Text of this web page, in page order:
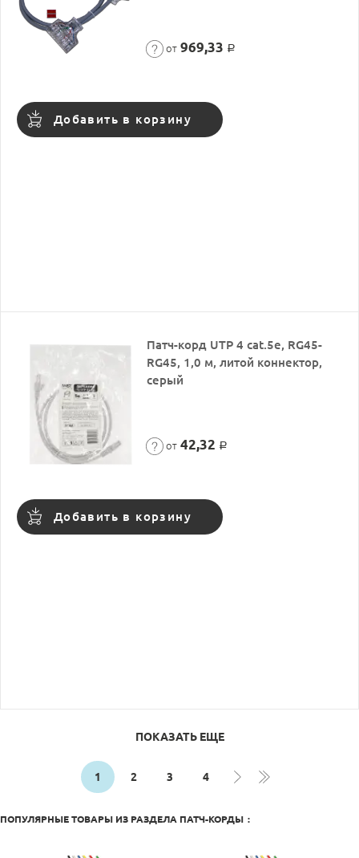
от 969,33 Р
Добавить в корзину
Патч-корд UTP 4 cat.5е, RG45-
RG45, 1,0 м, литой коннектор,
серый
от 42,32 Р
Добавить в корзину
ПОКАЗАТЬ ЕЩЕ
1 2 3 4
ПОПУЛЯРНЫЕ ТОВАРЫ ИЗ РАЗДЕЛА ПАТЧ-КОРДЫ :